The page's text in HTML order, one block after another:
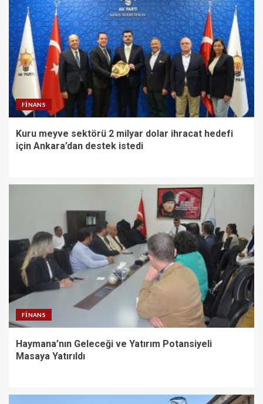
FINANS
Kuru meyve sektörü 2 milyar dolar ihracat hedefi
için Ankara’dan destek istedi
FINANS
Haymana’nın Geleceği ve Yatırım Potansiyeli
Masaya Yatırıldı